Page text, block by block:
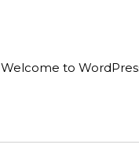
Welcome to